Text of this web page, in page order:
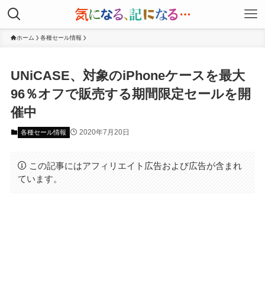
ホーム 各種セール情報
UNiCASE、対象のiPhoneケースを最大
96％オフで販売する期間限定セールを開
催中
各種セール情報 2020年7月20日
この記事にはアフィリエイト広告および広告が含まれ
ています。